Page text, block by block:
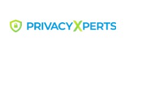
content
Go to landing page.